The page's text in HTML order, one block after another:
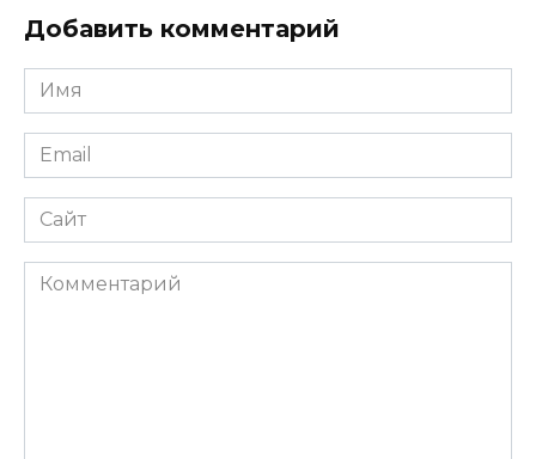
Добавить комментарий
Имя
*
Email
*
Сайт
Комментарий